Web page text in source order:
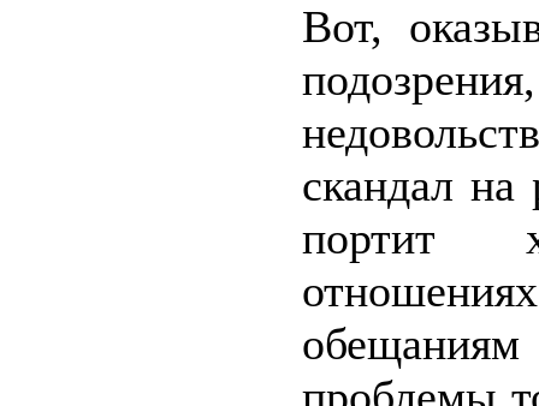
Вот,
скандал
портит